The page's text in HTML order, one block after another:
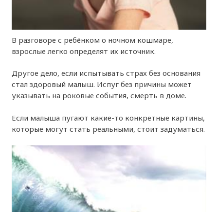
В разговоре с ребёнком о ночном кошмаре,
взрослые легко определят их источник.
Другое дело, если испытывать страх без основания
стал здоровый малыш. Испуг без причины может
указывать на роковые события, смерть в доме.
Если малыша пугают какие-то конкретные картины,
которые могут стать реальными, стоит задуматься.